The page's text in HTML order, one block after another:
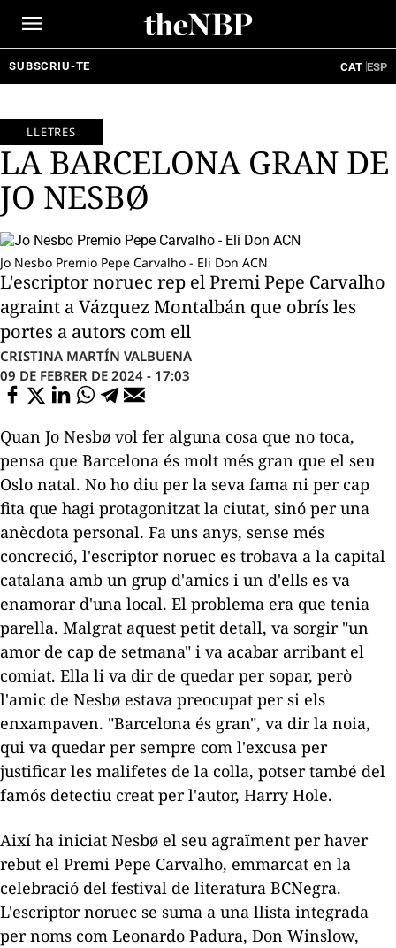
SUBSCRIU-TE CAT ESP
LLETRES
LA BARCELONA GRAN DE
JO NESBØ
Jo Nesbo Premio Pepe Carvalho - Eli Don ACN
L'escriptor noruec rep el Premi Pepe Carvalho
agraint a Vázquez Montalbán que obrís les
portes a autors com ell
CRISTINA MARTÍN VALBUENA
09 DE FEBRER DE 2024 - 17:03
Quan Jo Nesbø vol fer alguna cosa que no toca,
pensa que Barcelona és molt més gran que el seu
Oslo natal. No ho diu per la seva fama ni per cap
fita que hagi protagonitzat la ciutat, sinó per una
anècdota personal. Fa uns anys, sense més
concreció, l'escriptor noruec es trobava a la capital
catalana amb un grup d'amics i un d'ells es va
enamorar d'una local. El problema era que tenia
parella. Malgrat aquest petit detall, va sorgir "un
amor de cap de setmana" i va acabar arribant el
comiat. Ella li va dir de quedar per sopar, però
l'amic de Nesbø estava preocupat per si els
enxampaven. "Barcelona és gran", va dir la noia,
qui va quedar per sempre com l'excusa per
justificar les malifetes de la colla, potser també del
famós detectiu creat per l'autor, Harry Hole.
Així ha iniciat Nesbø el seu agraïment per haver
rebut el Premi Pepe Carvalho, emmarcat en la
celebració del festival de literatura BCNegra.
L'escriptor noruec se suma a una llista integrada
per noms com Leonardo Padura, Don Winslow,